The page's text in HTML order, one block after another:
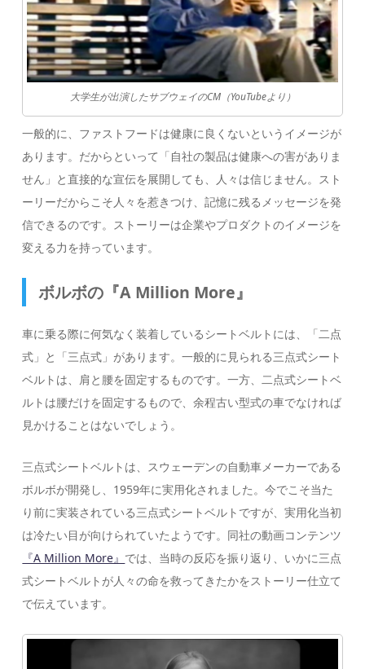
大学生が出演したサブウェイのCM（YouTubeより）
一般的に、ファストフードは健康に良くないというイメージが
あります。だからといって「自社の製品は健康への害がありま
せん」と直接的な宣伝を展開しても、人々は信じません。スト
ーリーだからこそ人々を惹きつけ、記憶に残るメッセージを発
信できるのです。ストーリーは企業やプロダクトのイメージを
変える力を持っています。
ボルボの『A Million More』
車に乗る際に何気なく装着しているシートベルトには、「二点
式」と「三点式」があります。一般的に見られる三点式シート
ベルトは、肩と腰を固定するものです。一方、二点式シートベ
ルトは腰だけを固定するもので、余程古い型式の車でなければ
見かけることはないでしょう。
三点式シートベルトは、スウェーデンの自動車メーカーである
ボルボが開発し、1959年に実用化されました。今でこそ当た
り前に実装されている三点式シートベルトですが、実用化当初
は冷たい目が向けられていたようです。同社の動画コンテンツ
『A Million More』 では、当時の反応を振り返り、いかに三点
式シートベルトが人々の命を救ってきたかをストーリー仕立て
で伝えています。